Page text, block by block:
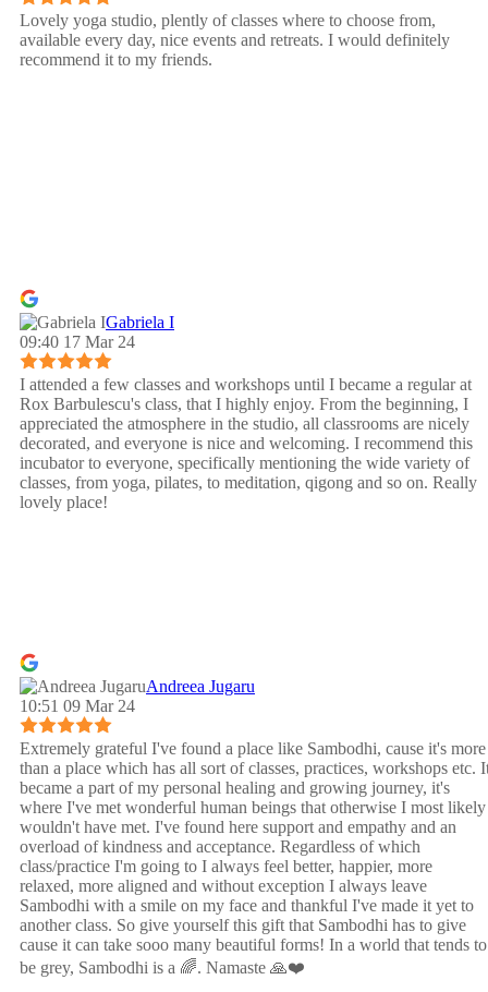
Lovely yoga studio, plently of classes where to choose from,
available every day, nice events and retreats. I would definitely
recommend it to my friends.
Gabriela I
09:40 17 Mar 24
I attended a few classes and workshops until I became a regular at
Rox Barbulescu's class, that I highly enjoy. From the beginning, I
appreciated the atmosphere in the studio, all classrooms are nicely
decorated, and everyone is nice and welcoming. I recommend this
incubator to everyone, specifically mentioning the wide variety of
classes, from yoga, pilates, to meditation, qigong and so on. Really
lovely place!
Andreea Jugaru
10:51 09 Mar 24
Extremely grateful I've found a place like Sambodhi, cause it's more
than a place which has all sort of classes, practices, workshops etc.
became a part of my personal healing and growing journey, it's
where I've met wonderful human beings that otherwise I most likely
wouldn't have met. I've found here support and empathy and an
overload of kindness and acceptance. Regardless of which
class/practice I'm going to I always feel better, happier, more
relaxed, more aligned and without exception I always leave
Sambodhi with a smile on my face and thankful I've made it yet to
another class. So give yourself this gift that Sambodhi has to give
cause it can take sooo many beautiful forms! In a world that tends to
be grey, Sambodhi is a 🌈. Namaste 🙏❤️